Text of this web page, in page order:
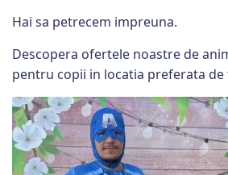
Hai sa petrecem impreuna.
Descopera ofertele noastre de
pentru copii in locatia preferata de